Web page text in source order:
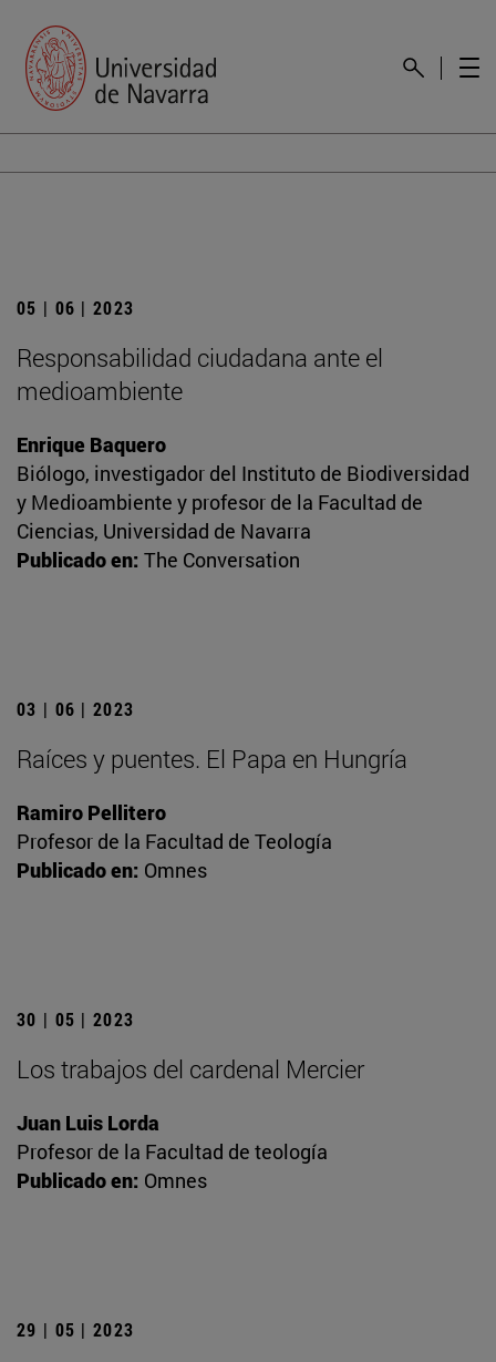
05 | 06 | 2023
Responsabilidad ciudadana ante el
medioambiente
Enrique Baquero
Biólogo, investigador del Instituto de Biodiversidad
y Medioambiente y profesor de la Facultad de
Ciencias, Universidad de Navarra
Publicado en: The Conversation
03 | 06 | 2023
Raíces y puentes. El Papa en Hungría
Ramiro Pellitero
Profesor de la Facultad de Teología
Publicado en: Omnes
30 | 05 | 2023
Los trabajos del cardenal Mercier
Juan Luis Lorda
Profesor de la Facultad de teología
Publicado en: Omnes
29 | 05 | 2023